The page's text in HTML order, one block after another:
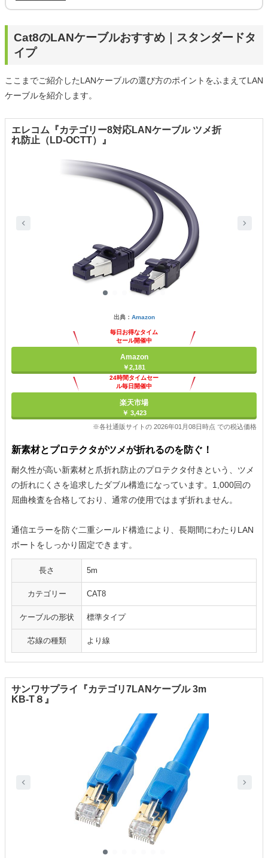
Cat8のLANケーブルおすすめ｜スタンダードタ
イプ
ここまでご紹介したLANケーブルの選び方のポイントをふまえてLAN
ケーブルを紹介します。
エレコム『カテゴリー8対応LANケーブル ツメ折
れ防止（LD-OCTT）』
出典： Amazon
毎日お得なタイム
セール開催中
Amazon
￥2,181
24時間タイムセー
ル毎日開催中
楽天市場
￥ 3,423
※各社通販サイトの 2026年01月08日時点 での税込価格
新素材とプロテクタがツメが折れるのを防ぐ！
耐久性が高い新素材と爪折れ防止のプロテクタ付きという、ツメ
の折れにくさを追求したダブル構造になっています。1,000回の
屈曲検査を合格しており、通常の使用ではまず折れません。
通信エラーを防ぐ二重シールド構造により、長期間にわたりLAN
ポートをしっかり固定できます。
長さ 5m
カテゴリー CAT8
ケーブルの形状 標準タイプ
芯線の種類 より線
サンワサプライ『カテゴリ7LANケーブル 3m
KB-T８』